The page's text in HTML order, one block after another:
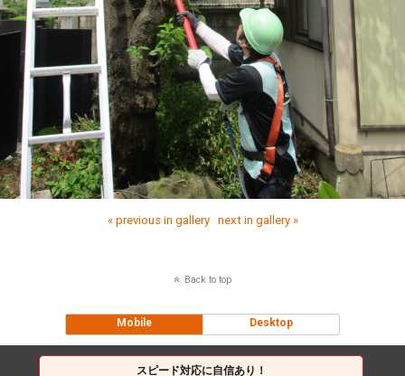
« previous in gallery next in gallery »
Back to top
Mobile Desktop
スピード対応に自信あり！